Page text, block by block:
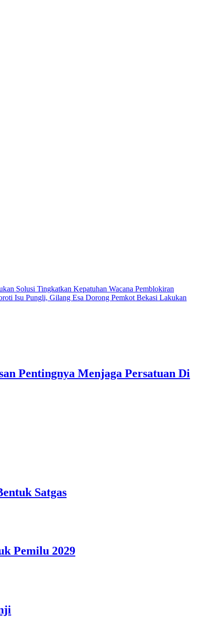
Solusi Tingkatkan Kepatuhan Wacana Pemblokiran
Isu Pungli, Gilang Esa Dorong Pemkot Bekasi Lakukan
Pentingnya Menjaga Persatuan Di
Satgas
Pemilu 2029